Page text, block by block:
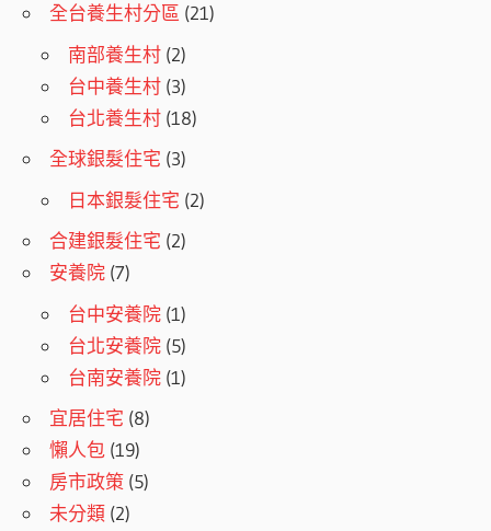
全台養生村分區 (21)
南部養生村 (2)
台中養生村 (3)
台北養生村 (18)
全球銀髮住宅 (3)
日本銀髮住宅 (2)
合建銀髮住宅 (2)
安養院 (7)
台中安養院 (1)
台北安養院 (5)
台南安養院 (1)
宜居住宅 (8)
懶人包 (19)
房市政策 (5)
未分類 (2)